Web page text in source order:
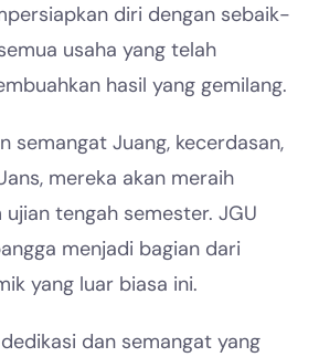
diri dengan sebaik-
usaha yang telah
hasil yang gemilang.
semangat Juang, kecerdasan,
mereka akan meraih
ujian tengah semester. JGU
menjadi bagian dari
yang luar biasa ini.
dan semangat yang